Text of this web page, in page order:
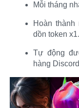
Mỗi tháng
Hoàn
dồn token
Tự động
hàng